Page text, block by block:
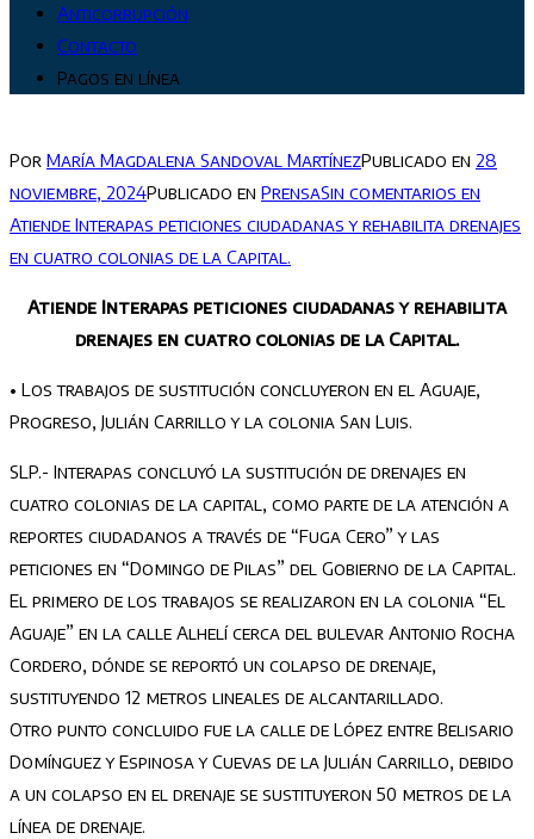
Anticorrupción
Contacto
Pagos en línea
Por María Magdalena Sandoval MartínezPublicado en 28
noviembre, 2024Publicado en PrensaSin comentarios en
Atiende Interapas peticiones ciudadanas y rehabilita drenajes
en cuatro colonias de la Capital.
Atiende Interapas peticiones ciudadanas y rehabilita
drenajes en cuatro colonias de la Capital.
• Los trabajos de sustitución concluyeron en el Aguaje,
Progreso, Julián Carrillo y la colonia San Luis.
SLP.- Interapas concluyó la sustitución de drenajes en
cuatro colonias de la capital, como parte de la atención a
reportes ciudadanos a través de “Fuga Cero” y las
peticiones en “Domingo de Pilas” del Gobierno de la Capital.
El primero de los trabajos se realizaron en la colonia “El
Aguaje” en la calle Alhelí cerca del bulevar Antonio Rocha
Cordero, dónde se reportó un colapso de drenaje,
sustituyendo 12 metros lineales de alcantarillado.
Otro punto concluido fue la calle de López entre Belisario
Domínguez y Espinosa y Cuevas de la Julián Carrillo, debido
a un colapso en el drenaje se sustituyeron 50 metros de la
línea de drenaje.